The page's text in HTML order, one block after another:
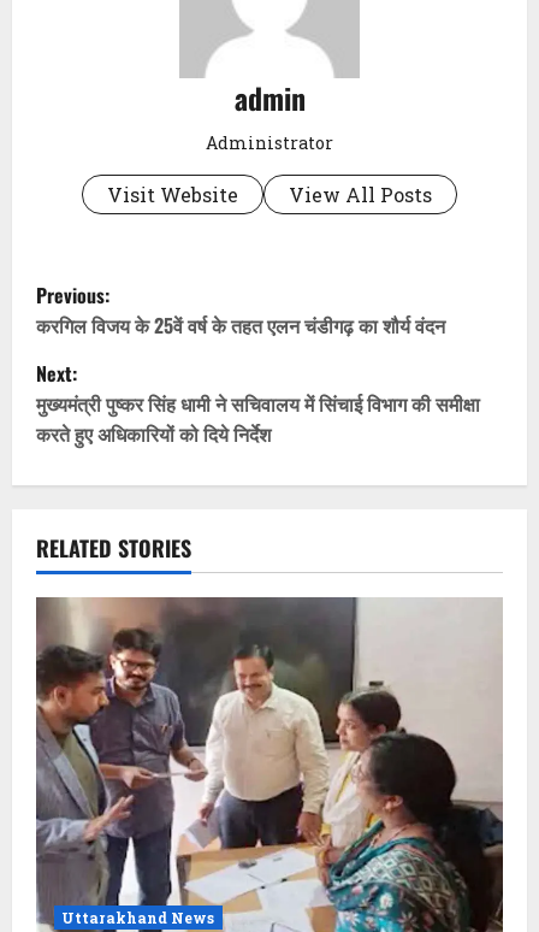
admin
Administrator
Visit Website View All Posts
P
o
s
t
n
a
v
i
g
a
t
i
o
Previous:
करगिल विजय के 25वें वर्ष के तहत एलन चंडीगढ़ का शौर्य वंदन
Next:
मुख्यमंत्री पुष्कर सिंह धामी ने सचिवालय में सिंचाई विभाग की समीक्षा
करते हुए अधिकारियों को दिये निर्देश
RELATED STORIES
Uttarakhand News